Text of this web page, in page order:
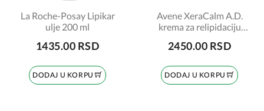
La Roche-Posay Lipikar
ulje 200 ml
1435.00 RSD
DODAJ U KORPU
Avene XeraCalm A.D.
krema za relipidaciju
2450.00 RSD
DODAJ U KORPU